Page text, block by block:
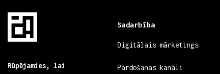
Rūpējamies, lai
Sadarbība
Digitālais mārketings
Pārdošanas kanāli